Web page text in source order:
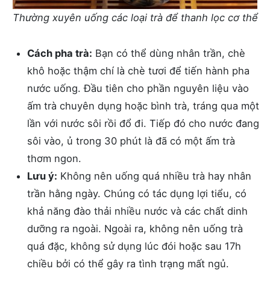
Thường xuyên uống các loại trà để thanh lọc cơ thể
Cách pha trà: Bạn có thể dùng nhân trần, chè
khô hoặc thậm chí là chè tươi để tiến hành pha
nước uống. Đầu tiên cho phần nguyên liệu vào
ấm trà chuyên dụng hoặc bình trà, tráng qua một
lần với nước sôi rồi đổ đi. Tiếp đó cho nước đang
sôi vào, ủ trong 30 phút là đã có một ấm trà
thơm ngon.
Lưu ý: Không nên uống quá nhiều trà hay nhân
trần hằng ngày. Chúng có tác dụng lợi tiểu, có
khả năng đào thải nhiều nước và các chất dinh
dưỡng ra ngoài. Ngoài ra, không nên uống trà
quá đặc, không sử dụng lúc đói hoặc sau 17h
chiều bởi có thể gây ra tình trạng mất ngủ.